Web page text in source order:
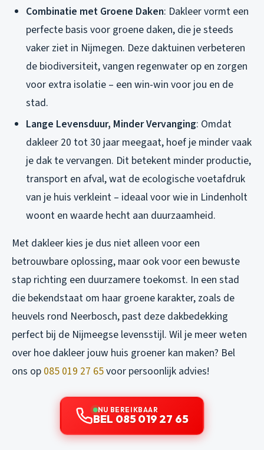
Combinatie met Groene Daken: Dakleer vormt een
perfecte basis voor groene daken, die je steeds
vaker ziet in Nijmegen. Deze daktuinen verbeteren
de biodiversiteit, vangen regenwater op en zorgen
voor extra isolatie – een win-win voor jou en de
stad.
Lange Levensduur, Minder Vervanging: Omdat
dakleer 20 tot 30 jaar meegaat, hoef je minder vaak
je dak te vervangen. Dit betekent minder productie,
transport en afval, wat de ecologische voetafdruk
van je huis verkleint – ideaal voor wie in Lindenholt
woont en waarde hecht aan duurzaamheid.
Met dakleer kies je dus niet alleen voor een
betrouwbare oplossing, maar ook voor een bewuste
stap richting een duurzamere toekomst. In een stad
die bekendstaat om haar groene karakter, zoals de
heuvels rond Neerbosch, past deze dakbedekking
perfect bij de Nijmeegse levensstijl. Wil je meer weten
over hoe dakleer jouw huis groener kan maken? Bel
ons op 085 019 27 65voor persoonlijk advies!
NU BEREIKBAAR
BEL 085 019 27 65